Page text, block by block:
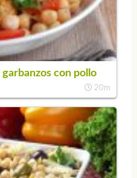
garbanzos con pollo
20m